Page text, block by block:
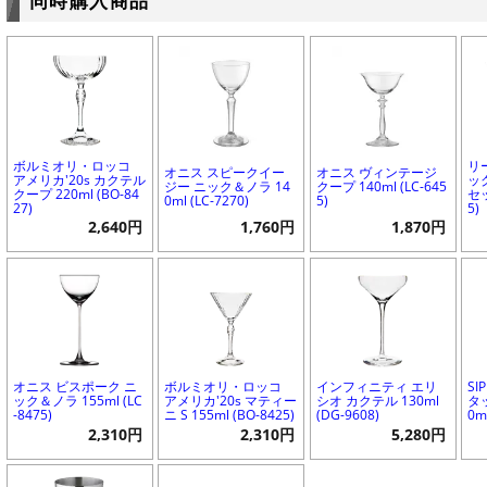
ボルミオリ・ロッコ
アメリカ'20s カクテル
クープ 220ml (BO-84
27)
2,640円
オニス スピークイー
ジー ニック＆ノラ 14
0ml (LC-7270)
1,760円
オニス ヴィンテージ
クープ 140ml (LC-645
5)
1,870円
リ
ッ
セ
5)
オニス ビスポーク ニ
ック＆ノラ 155ml (LC
-8475)
2,310円
ボルミオリ・ロッコ
アメリカ'20s マティー
ニ S 155ml (BO-8425)
2,310円
インフィニティ エリ
シオ カクテル 130ml
(DG-9608)
5,280円
タ